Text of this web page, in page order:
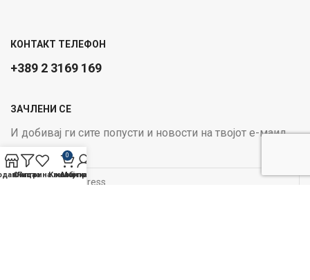
КОНТАКТ ТЕЛЕФОН
+389 2 3169 169
ЗАЧЛЕНИ СЕ
И добивај ги сите попусти и новости на твојот е-маил
Email address:
Филтри
Листа на желби
0
Кошничка
Мој профил